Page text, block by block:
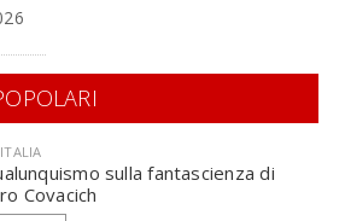
sulla fantascienza di
Covacich